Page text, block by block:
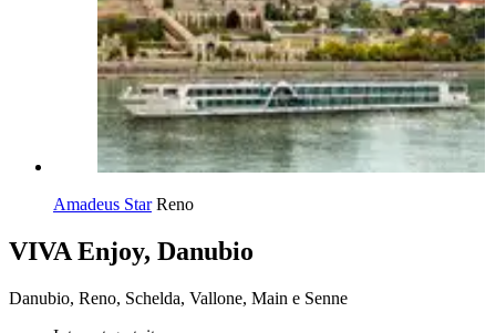
Amadeus Star Reno
VIVA Enjoy, Danubio
Danubio, Reno, Schelda, Vallone, Main e Senne